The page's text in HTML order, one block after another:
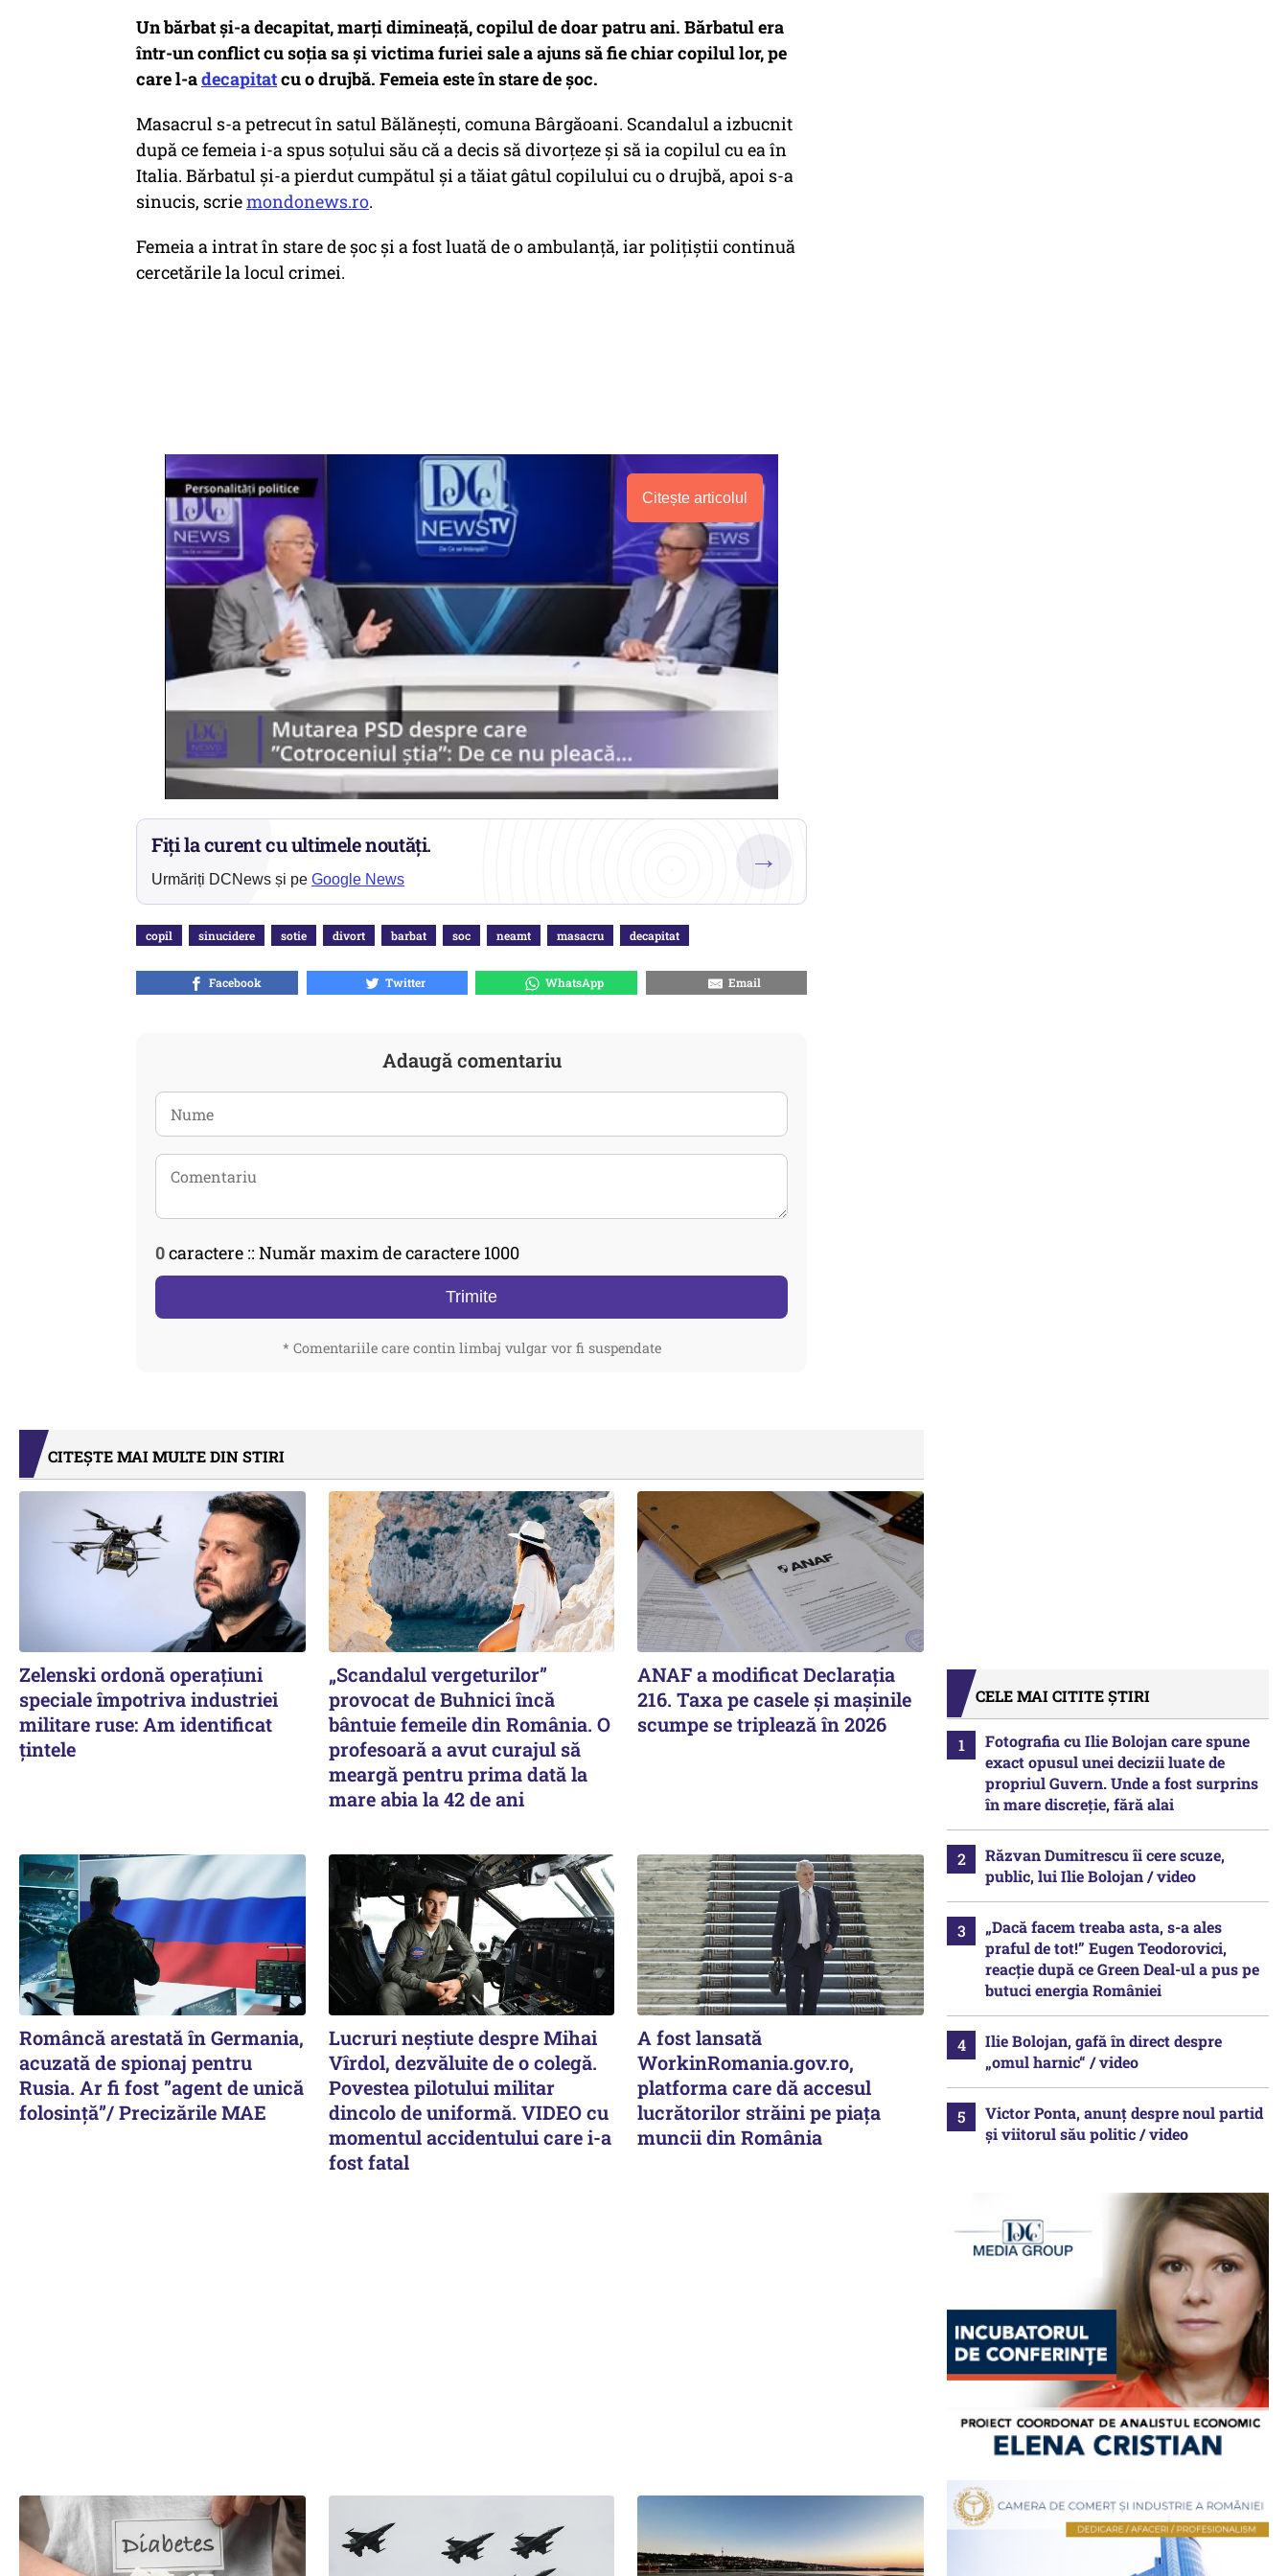
Un bărbat și-a decapitat, marți dimineață, copilul de doar patru ani. Bărbatul era
într-un conflict cu soția sa și victima furiei sale a ajuns să fie chiar copilul lor, pe
care l-adecapitatcu o drujbă. Femeia este în stare de șoc.
Masacrul s-a petrecut în satul Bălăneşti, comuna Bârgăoani. Scandalul a izbucnit
după ce femeia i-a spus soțului său că a decis să divorțeze și să ia copilul cu ea în
Italia. Bărbatul și-a pierdut cumpătul și a tăiat gâtul copilului cu o drujbă, apoi s-a
sinucis, scriemondonews.ro.
Femeia a intrat în stare de șoc și a fost luată de o ambulanță, iar polițiștii continuă
cercetările la locul crimei.
Citește articolul
Fiți la curent cu ultimele noutăți.
Urmăriți DCNews și pe Google News
→
copil sinucidere sotie divort barbat soc neamt masacru decapitat
Facebook Twitter WhatsApp Email
Adaugă comentariu
0caractere :: Număr maxim de caractere 1000
Trimite
* Comentariile care contin limbaj vulgar vor fi suspendate
CITEȘTE MAI MULTE DIN STIRI
Zelenski ordonă operațiuni
speciale împotriva industriei
militare ruse: Am identificat
țintele
„Scandalul vergeturilor”
provocat de Buhnici încă
bântuie femeile din România. O
profesoară a avut curajul să
meargă pentru prima dată la
mare abia la 42 de ani
ANAF a modificat Declarația
216. Taxa pe casele și mașinile
scumpe se triplează în 2026
Româncă arestată în Germania,
acuzată de spionaj pentru
Rusia. Ar fi fost ”agent de unică
folosință”/ Precizările MAE
Lucruri neștiute despre Mihai
Vîrdol, dezvăluite de o colegă.
Povestea pilotului militar
dincolo de uniformă. VIDEO cu
momentul accidentului care i-a
fost fatal
A fost lansată
WorkinRomania.gov.ro,
platforma care dă accesul
lucrătorilor străini pe piața
muncii din România
CELE MAI CITITE ȘTIRI
Fotografia cu Ilie Bolojan care spune
exact opusul unei decizii luate de
propriul Guvern. Unde a fost surprins
în mare discreție, fără alai
Răzvan Dumitrescu îi cere scuze,
public, lui Ilie Bolojan / video
„Dacă facem treaba asta, s-a ales
praful de tot!” Eugen Teodorovici,
reacție după ce Green Deal-ul a pus pe
butuci energia României
Ilie Bolojan, gafă în direct despre
„omul harnic“ / video
Victor Ponta, anunț despre noul partid
și viitorul său politic / video